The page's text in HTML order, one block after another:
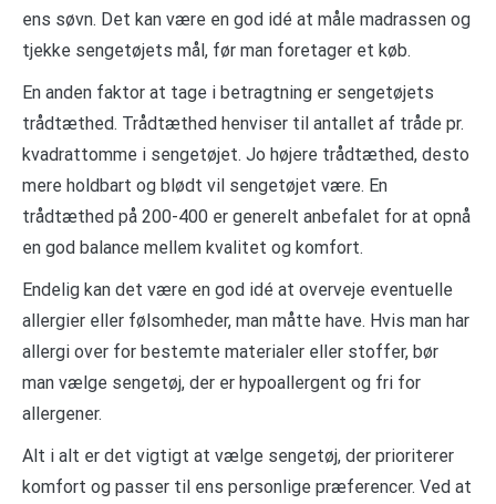
ens søvn. Det kan være en god idé at måle madrassen og
tjekke sengetøjets mål, før man foretager et køb.
En anden faktor at tage i betragtning er sengetøjets
trådtæthed. Trådtæthed henviser til antallet af tråde pr.
kvadrattomme i sengetøjet. Jo højere trådtæthed, desto
mere holdbart og blødt vil sengetøjet være. En
trådtæthed på 200-400 er generelt anbefalet for at opnå
en god balance mellem kvalitet og komfort.
Endelig kan det være en god idé at overveje eventuelle
allergier eller følsomheder, man måtte have. Hvis man har
allergi over for bestemte materialer eller stoffer, bør
man vælge sengetøj, der er hypoallergent og fri for
allergener.
Alt i alt er det vigtigt at vælge sengetøj, der prioriterer
komfort og passer til ens personlige præferencer. Ved at